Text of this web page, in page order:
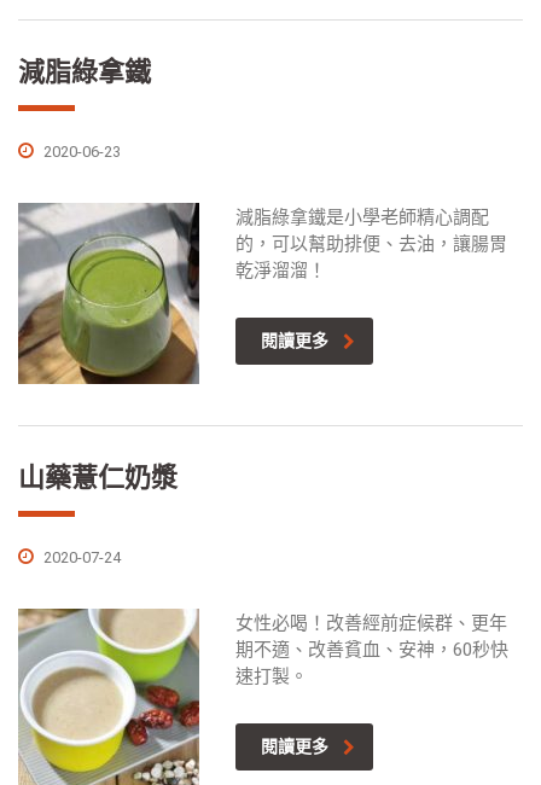
減脂綠拿鐵
2020-06-23
減脂綠拿鐵是小學老師精心調配
的，可以幫助排便、去油，讓腸胃
乾淨溜溜！
閱讀更多
山藥薏仁奶漿
2020-07-24
女性必喝！改善經前症候群、更年
期不適、改善貧血、安神，60秒快
速打製。
閱讀更多